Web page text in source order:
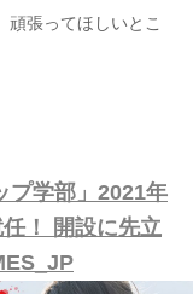
頑張ってほしいとこ
プ学部」2021年
！ 開設に先立